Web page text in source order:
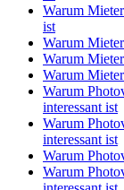
Warum
ist
Warum
Warum
Warum
Warum
interessant ist
Warum
interessant ist
Warum
Warum